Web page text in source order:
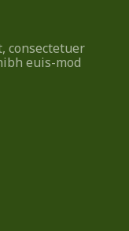
consectetuer
euis-mod